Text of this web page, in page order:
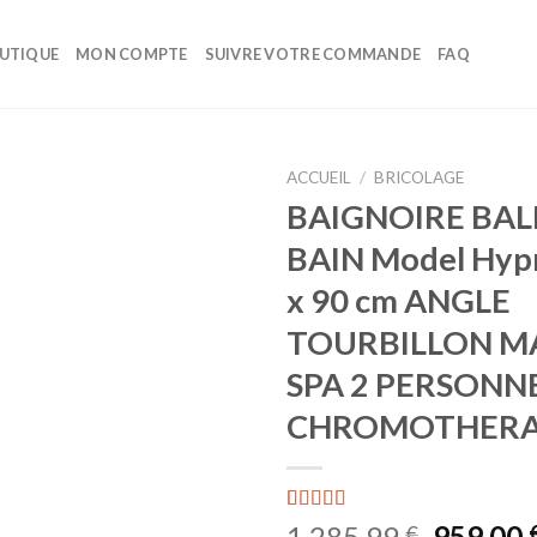
MON COMPTE SUIVRE VOTRE COMMANDE FAQ
ACCUEIL / BRICOLAGE
BAIGNOIRE
BAIN Model
x 90 cm ANGLE
TOURBILLON
SPA 2
Noté 5.00
1